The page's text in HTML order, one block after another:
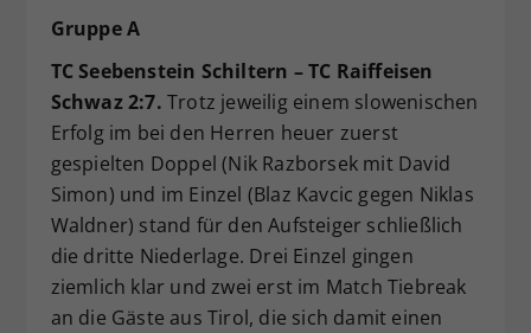
Gruppe A
TC Seebenstein Schiltern – TC Raiffeisen
Schwaz 2:7. Trotz jeweilig einem slowenischen
Erfolg im bei den Herren heuer zuerst
gespielten Doppel (Nik Razborsek mit David
Simon) und im Einzel (Blaz Kavcic gegen Niklas
Waldner) stand für den Aufsteiger schließlich
die dritte Niederlage. Drei Einzel gingen
ziemlich klar und zwei erst im Match Tiebreak
an die Gäste aus Tirol, die sich damit einen